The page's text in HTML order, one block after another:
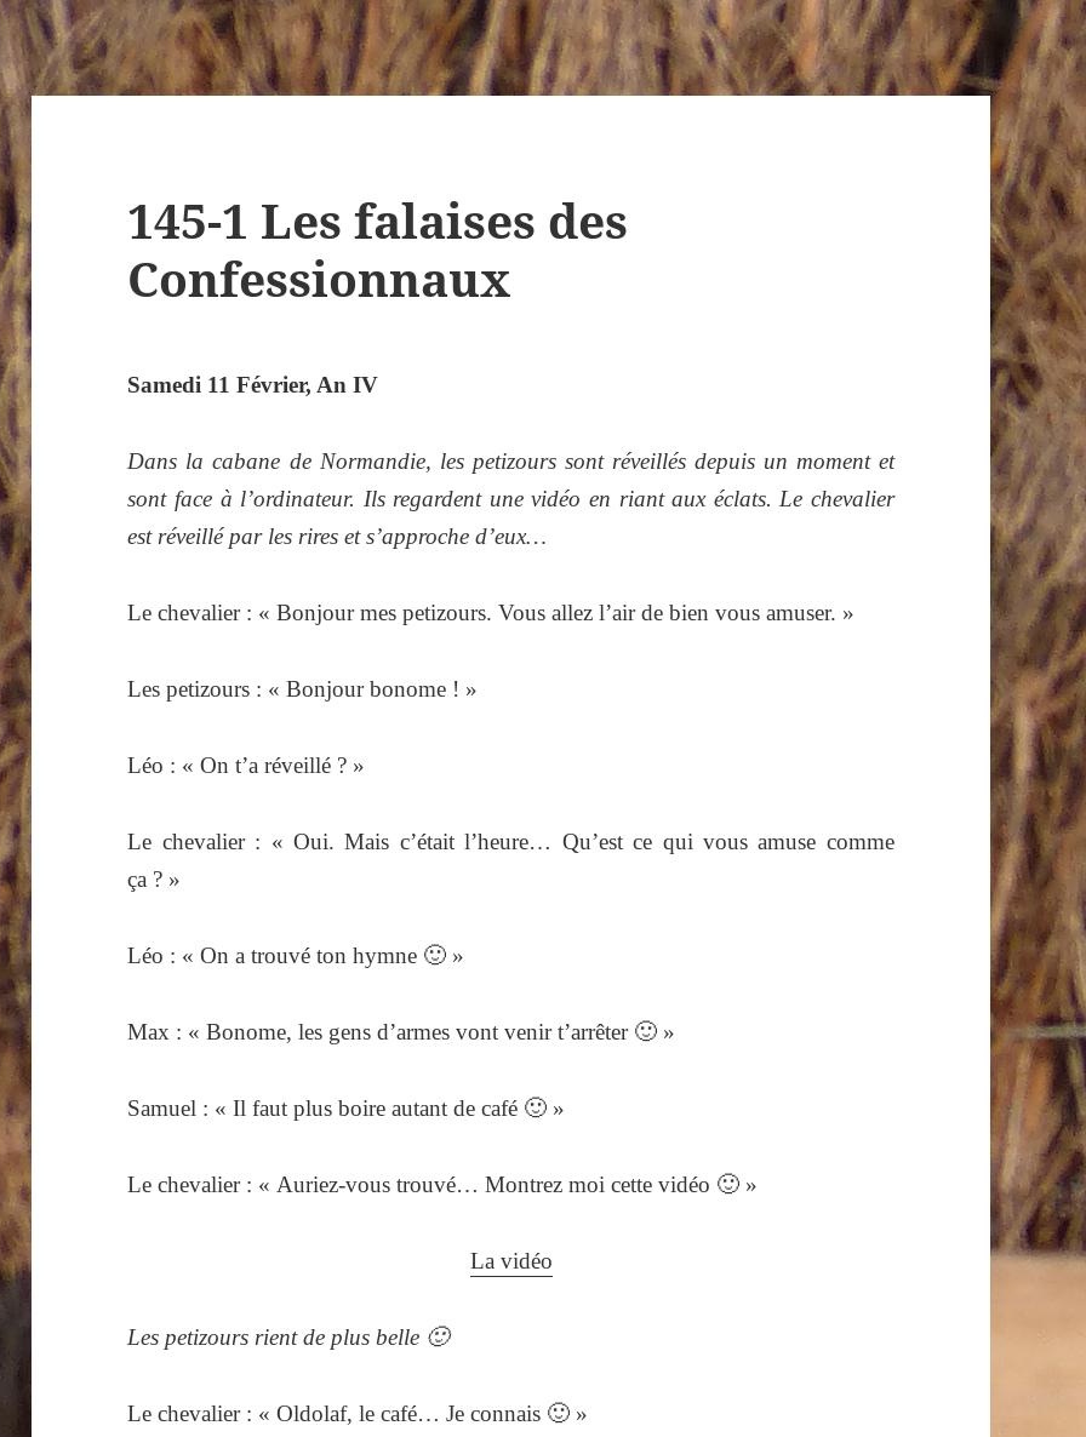
145-1 Les falaises des
Confessionnaux
Samedi 11 Février, An IV
Dans la cabane de Normandie, les petizours sont réveillés depuis un moment et
sont face à l’ordinateur. Ils regardent une vidéo en riant aux éclats. Le chevalier
est réveillé par les rires et s’approche d’eux…
Le chevalier : « Bonjour mes petizours. Vous allez l’air de bien vous amuser. »
Les petizours : « Bonjour bonome ! »
Léo : « On t’a réveillé ? »
Le chevalier : « Oui. Mais c’était l’heure… Qu’est ce qui vous amuse comme
ça ? »
Léo : « On a trouvé ton hymne 🙂 »
Max : « Bonome, les gens d’armes vont venir t’arrêter 🙂 »
Samuel : « Il faut plus boire autant de café 🙂 »
Le chevalier : « Auriez-vous trouvé… Montrez moi cette vidéo 🙂 »
La vidéo
Les petizours rient de plus belle 🙂
Le chevalier : « Oldolaf, le café… Je connais 🙂 »